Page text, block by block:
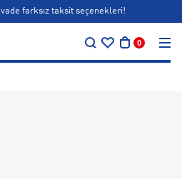
farksız taksit seçenekleri!
0